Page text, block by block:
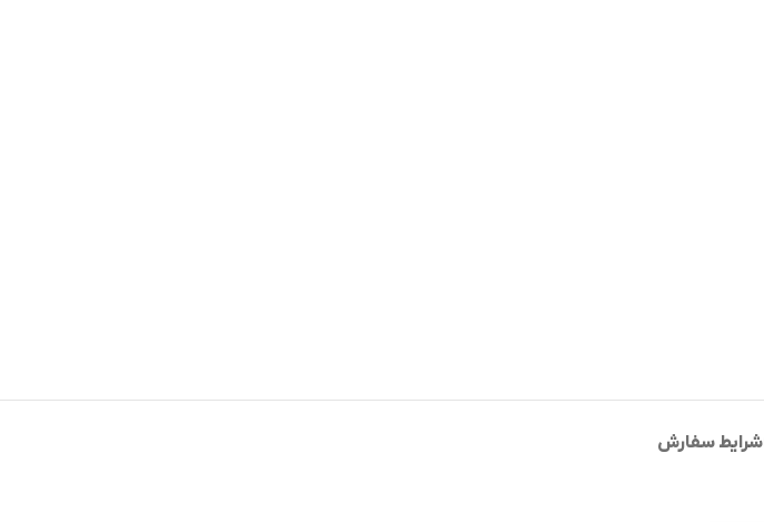
شرایط سفارش